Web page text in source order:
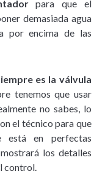
para que el
demasiada agua
por encima de las
es la válvula
tenemos que usar
no sabes, lo
el técnico para que
en perfectas
los detalles
control.